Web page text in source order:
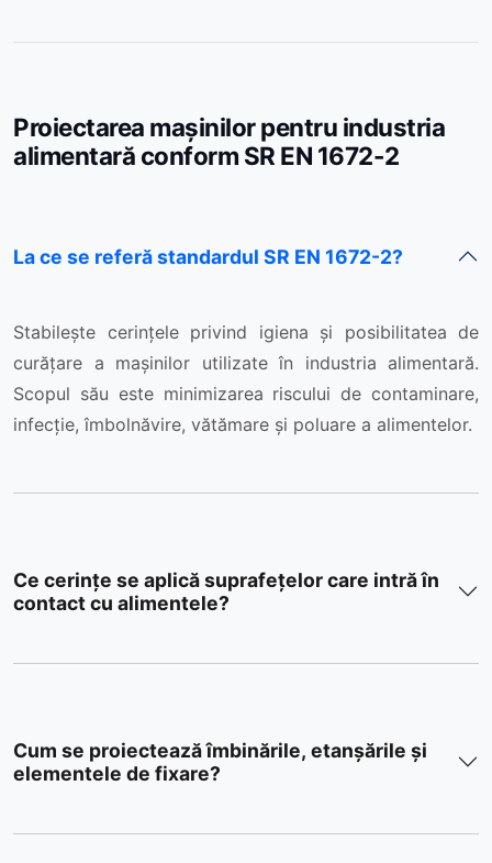
Proiectarea mașinilor pentru industria
alimentară conform SR EN 1672-2
La ce se referă standardul SR EN 1672-2?
Stabilește cerințele privind igiena și posibilitatea de
curățare a mașinilor utilizate în industria alimentară.
Scopul său este minimizarea riscului de contaminare,
infecție, îmbolnăvire, vătămare și poluare a alimentelor.
Ce cerințe se aplică suprafețelor care intră în
contact cu alimentele?
Cum se proiectează îmbinările, etanșările și
elementele de fixare?